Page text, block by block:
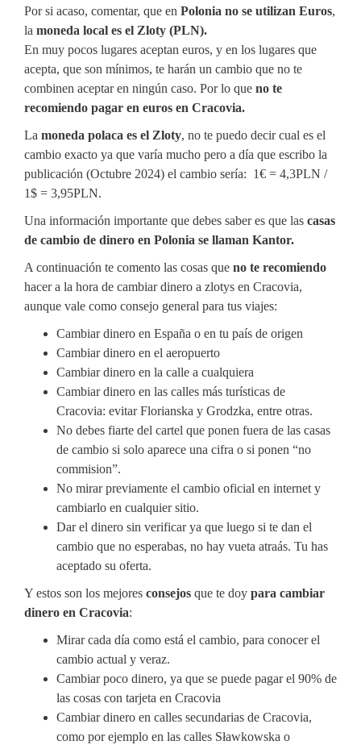
Por si acaso, comentar, que en Polonia no se utilizan Euros,
la moneda local es el Zloty (PLN).
En muy pocos lugares aceptan euros, y en los lugares que
acepta, que son mínimos, te harán un cambio que no te
combinen aceptar en ningún caso. Por lo que no te
recomiendo pagar en euros en Cracovia.
La moneda polaca es el Zloty, no te puedo decir cual es el
cambio exacto ya que varía mucho pero a día que escribo la
publicación (Octubre 2024) el cambio sería: 1€ = 4,3PLN /
1$ = 3,95PLN.
Una información importante que debes saber es que las casas
de cambio de dinero en Polonia se llaman Kantor.
A continuación te comento las cosas que no te recomiendo
hacer a la hora de cambiar dinero a zlotys en Cracovia,
aunque vale como consejo general para tus viajes:
Cambiar dinero en España o en tu país de origen
Cambiar dinero en el aeropuerto
Cambiar dinero en la calle a cualquiera
Cambiar dinero en las calles más turísticas de
Cracovia: evitar Florianska y Grodzka, entre otras.
No debes fiarte del cartel que ponen fuera de las casas
de cambio si solo aparece una cifra o si ponen “no
commision”.
No mirar previamente el cambio oficial en internet y
cambiarlo en cualquier sitio.
Dar el dinero sin verificar ya que luego si te dan el
cambio que no esperabas, no hay vueta atraás. Tu has
aceptado su oferta.
Y estos son los mejores consejos que te doy para cambiar
dinero en Cracovia:
Mirar cada día como está el cambio, para conocer el
cambio actual y veraz.
Cambiar poco dinero, ya que se puede pagar el 90% de
las cosas con tarjeta en Cracovia
Cambiar dinero en calles secundarias de Cracovia,
como por ejemplo en las calles Sławkowska o